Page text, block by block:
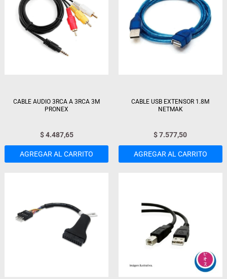
CABLE AUDIO 3RCA A 3RCA 3M
PRONEX
$4.487,65
AGREGAR AL CARRITO
CABLE USB EXTENSOR 1.8M
NETMAK
$7.577,50
AGREGAR AL CARRITO